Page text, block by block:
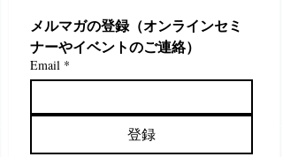
メルマガの登録（オンラインセミ
ナーやイベントのご連絡）
Email *
登録